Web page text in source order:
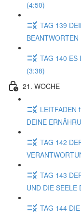
(4:50)
TAG 139
BEANTWORTEN
TAG 140 ES
(3:38)
21. WOCHE
LEITFADEN
DEINE
TAG 142
TAG 143
UND DIE SEELE
TAG 144